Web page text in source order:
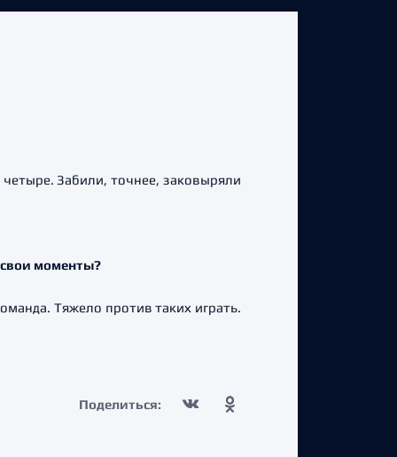
Забили, точнее, заковыряли
свои моменты?
Тяжело против таких играть.
Поделиться: